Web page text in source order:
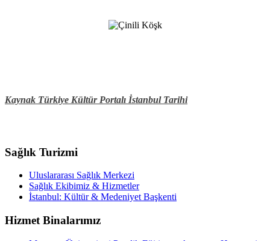
Kaynak Türkiye Kültür Portalı İstanbul Tarihi
Sağlık Turizmi
Uluslararası Sağlık Merkezi
Sağlık Ekibimiz & Hizmetler
İstanbul: Kültür & Medeniyet Başkenti
Hizmet Binalarımız